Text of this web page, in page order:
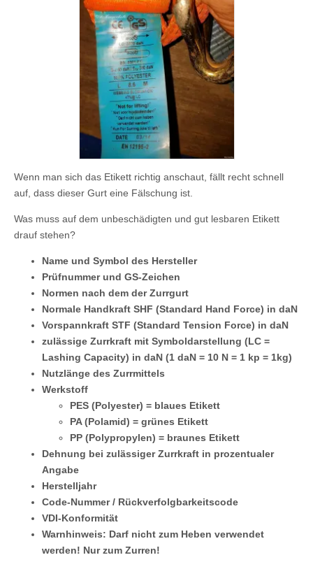
Wenn man sich das Etikett richtig anschaut, fällt recht schnell
auf, dass dieser Gurt eine Fälschung ist.
Was muss auf dem unbeschädigten und gut lesbaren Etikett
drauf stehen?
Name und Symbol des Hersteller
Prüfnummer und GS-Zeichen
Normen nach dem der Zurrgurt
Normale Handkraft SHF (Standard Hand Force) in daN
Vorspannkraft STF (Standard Tension Force) in daN
zulässige Zurrkraft mit Symboldarstellung (LC =
Lashing Capacity) in daN (1 daN = 10 N = 1 kp = 1kg)
Nutzlänge des Zurrmittels
Werkstoff
PES (Polyester) = blaues Etikett
PA (Polamid) = grünes Etikett
PP (Polypropylen) = braunes Etikett
Dehnung bei zulässiger Zurrkraft in prozentualer
Angabe
Herstelljahr
Code-Nummer / Rückverfolgbarkeitscode
VDI-Konformität
Warnhinweis: Darf nicht zum Heben verwendet
werden! Nur zum Zurren!